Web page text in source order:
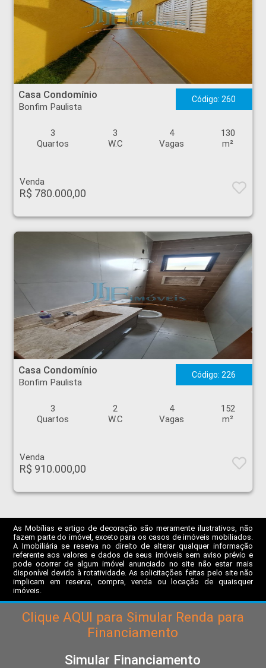
Casa Condomínio - Bonfim Paulista - Ribeirão Preto
Casa Condomínio
Bonfim Paulista
Código: 260
3
Quartos
3
W.C
4
Vagas
130
m²
Venda
R$ 780.000,00
Casa Condomínio - Bonfim Paulista - Ribeirão Preto
Casa Condomínio
Bonfim Paulista
Código: 226
3
Quartos
2
W.C
4
Vagas
152
m²
Venda
R$ 910.000,00
As Mobílias e artigo de decoração são meramente ilustrativos, não
fazem parte do imóvel, exceto para os casos de imóveis mobiliados.
A Imobiliária se reserva no direito de alterar qualquer informação
referente aos valores e dados de seus imóveis sem aviso prévio e
pode ocorrer de algum imóvel anunciado no site não estar mais
disponível devido à rotatividade. As solicitações feitas pelo site não
implicam em reserva, compra, venda ou locação de quaisquer
imóveis.
Clique AQUI para Simular Renda para
Financiamento
Simular Financiamento